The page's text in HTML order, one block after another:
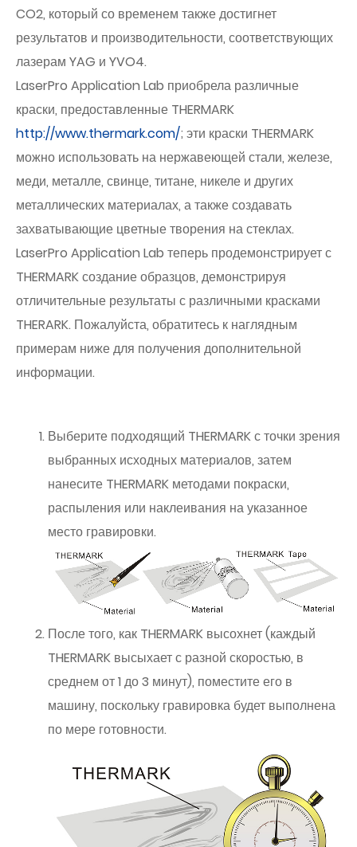
CO2, который со временем также достигнет
результатов и производительности, соответствующих
лазерам YAG и YVO4.
LaserPro Application Lab приобрела различные
краски, предоставленные THERMARK
http://www.thermark.com/; эти краски THERMARK
можно использовать на нержавеющей стали, железе,
меди, металле, свинце, титане, никеле и других
металлических материалах, а также создавать
захватывающие цветные творения на стеклах.
LaserPro Application Lab теперь продемонстрирует с
THERMARK создание образцов, демонстрируя
отличительные результаты с различными красками
THERARK. Пожалуйста, обратитесь к наглядным
примерам ниже для получения дополнительной
информации.
Выберите подходящий THERMARK с точки зрения
выбранных исходных материалов, затем
нанесите THERMARK методами покраски,
распыления или наклеивания на указанное
место гравировки.
После того, как THERMARK высохнет (каждый
THERMARK высыхает с разной скоростью, в
среднем от 1 до 3 минут), поместите его в
машину, поскольку гравировка будет выполнена
по мере готовности.